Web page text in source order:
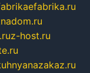
z-host.ru